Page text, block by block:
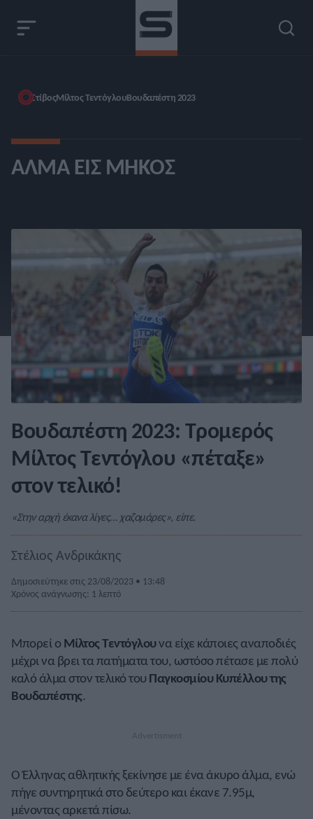
ΣτίβοςΜίλτος ΤεντόγλουΒουδαπέστη 2023
ΆΛΜΑ ΕΙΣ ΜΉΚΟΣ
Βουδαπέστη 2023: Τρομερός
Μίλτος Τεντόγλου «πέταξε»
στον τελικό!
«Στην αρχή έκανα λίγες… χαζομάρες», είπε.
Στέλιος Ανδρικάκης
Δημοσιεύτηκε στις 23/08/2023 • 13:48
Χρόνος ανάγνωσης: 1 λεπτό
Μπορεί ο Μίλτος Τεντόγλουνα είχε κάποιες αναποδιές
μέχρι να βρει τα πατήματα του, ωστόσο πέτασε με πολύ
καλό άλμα στον τελικό του Παγκοσμίου Κυπέλλου της
Βουδαπέστης.
Ο Έλληνας αθλητικής ξεκίνησε με ένα άκυρο άλμα, ενώ
πήγε συντηρητικά στο δεύτερο και έκανε 7.95μ,
μένοντας αρκετά πίσω.